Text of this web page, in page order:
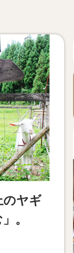
のヤギ
。